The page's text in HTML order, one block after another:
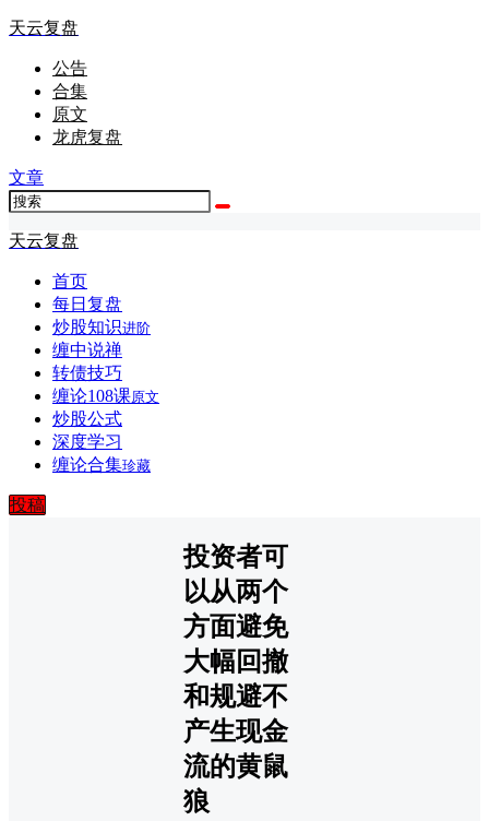
天云复盘
公告
合集
原文
龙虎复盘
文章
天云复盘
首页
每日复盘
炒股知识进阶
缠中说禅
转债技巧
缠论108课原文
炒股公式
深度学习
缠论合集珍藏
投稿
投资者可
以从两个
方面避免
大幅回撤
和规避不
产生现金
流的黄鼠
狼